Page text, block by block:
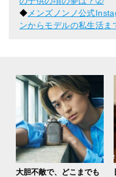
◆ メンズノンノ公式
ンからモデルの私生活
大胆不敵で、どこまでも